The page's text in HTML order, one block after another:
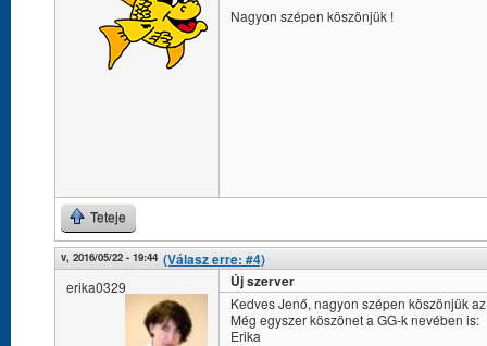
Nagyon szépen köszönjük !
Teteje
v, 2016/05/22 - 19:44 (Válasz erre: #4)
erika0329 Új szerver
Kedves Jenő, nagyon szépen köszönjük
Még egyszer köszönet a GG-k nevében is:
Erika